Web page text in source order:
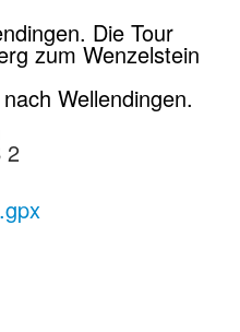
Die Tour
zum Wenzelstein
Wellendingen.